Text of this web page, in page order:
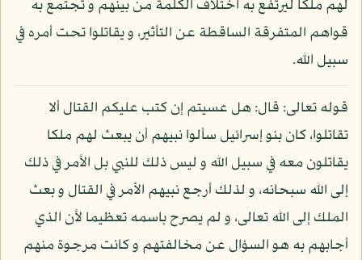
لهم ملكا ليرتفع به اختلاف الكلمة من بينهم و تجتمع به
قواهم المتفرقة الساقطة عن التأثير، و يقاتلوا تحت أمره في
سبيل الله.
قوله تعالى: قال: هل عسيتم إن كتب عليكم القتال ألا
تقاتلوا، كان بنو إسرائيل سألوا نبيهم أن يبعث لهم ملكا
يقاتلون معه في سبيل الله و ليس ذلك للنبي بل الأمر في ذلك
إلى الله سبحانه، و لذلك أرجع نبيهم الأمر في القتال و بعث
الملك إلى الله تعالى، و لم يصرح باسمه تعظيما لأن الذي
أجابهم به هو السؤال عن مخالفتهم و كانت مرجوة منهم